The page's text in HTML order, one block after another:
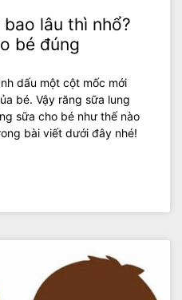
lâu thì nhổ?
bé đúng
dấu một cột mốc mới
bé. Vậy răng sữa lung
sữa cho bé như thế nào
bài viết dưới đây nhé!